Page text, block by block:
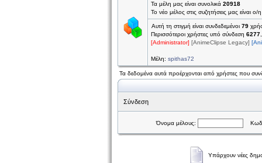
Τα μέλη μας είναι συνολικά 20918
Το νέο μέλος στις συζητήσεις μας είναι ο/
Αυτή τη στιγμή είναι συνδεδεμένοι 79
Περισσότεροι χρήστες υπό σύνδεση 6277
[Administrator] [AnimeClipse Legacy]
Μέλη: spithas72
Τα δεδομένα αυτά προέρχονται από χρήστες που
Σύνδεση
Όνομα μέλους:
Υπάρχουν νέες